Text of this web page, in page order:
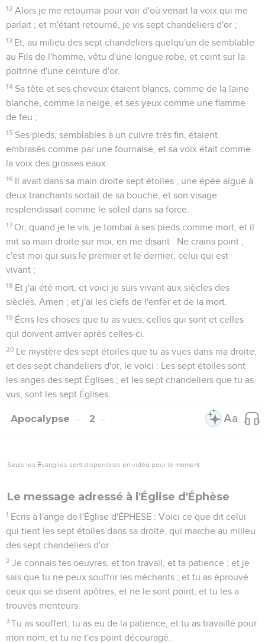
12 Alors je me retournai pour voir d'où venait la voix qui me
parlait ; et m'étant retourné, je vis sept chandeliers d'or ;
13 Et, au milieu des sept chandeliers quelqu'un de semblable
au Fils de l'homme, vêtu d'une longue robe, et ceint sur la
poitrine d'une ceinture d'or.
14 Sa tête et ses cheveux étaient blancs, comme de la laine
blanche, comme la neige, et ses yeux comme une flamme
de feu ;
15 Ses pieds, semblables à un cuivre très fin, étaient
embrasés comme par une fournaise, et sa voix était comme
la voix des grosses eaux.
16 Il avait dans sa main droite sept étoiles ; une épée aiguë à
deux tranchants sortait de sa bouche, et son visage
resplendissait comme le soleil dans sa force.
17 Or, quand je le vis, je tombai à ses pieds comme mort, et il
mit sa main droite sur moi, en me disant : Ne crains point ;
c'est moi qui suis le premier et le dernier, celui qui est
vivant ;
18 Et j'ai été mort, et voici je suis vivant aux siècles des
siècles, Amen ; et j'ai les clefs de l'enfer et de la mort.
19 Écris les choses que tu as vues, celles qui sont et celles
qui doivent arriver après celles-ci.
20 Le mystère des sept étoiles que tu as vues dans ma droite,
et des sept chandeliers d'or, le voici : Les sept étoiles sont
les anges des sept Églises ; et les sept chandeliers que tu as
vus, sont les sept Églises.
Apocalypse 2
Seuls les Évangiles sont disponibles en vidéo pour le moment.
Le message adressé à l'Église d'Éphèse
1 Ecris à l'ange de l'Église d'ÉPHESE : Voici ce que dit celui
qui tient les sept étoiles dans sa droite, qui marche au milieu
des sept chandeliers d'or :
2 Je connais tes oeuvres, et ton travail, et ta patience ; et je
sais que tu ne peux souffrir les méchants ; et tu as éprouvé
ceux qui se disent apôtres, et ne le sont point, et tu les a
trouvés menteurs.
3 Tu as souffert, tu as eu de la patience, et tu as travaillé pour
mon nom, et tu ne t'es point découragé.